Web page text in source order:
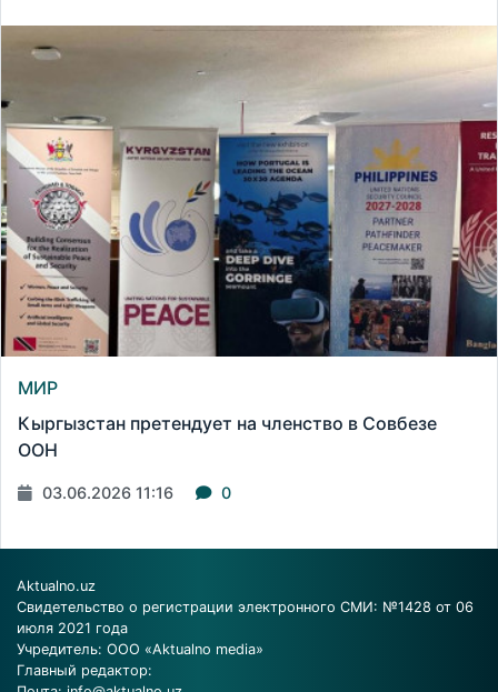
МИР
Кыргызстан претендует на членство в Совбезе
ООН
03.06.2026 11:16 0
Aktualno.uz
Свидетельство о регистрации электронного СМИ: №1428 от 06
июля 2021 года
Учредитель: ООО «Aktualno media»
Главный редактор: